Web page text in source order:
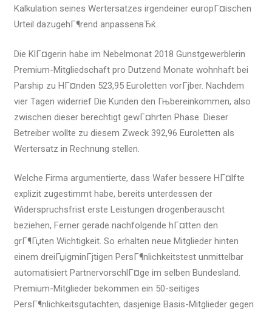
Kalkulation seines Wertersatzes irgendeiner europГ¤ischen
Urteil dazugehГ¶rend anpassenвЂќ.
Die KlГ¤gerin habe im Nebelmonat 2018 Gunstgewerblerin
Premium-Mitgliedschaft pro Dutzend Monate wohnhaft bei
Parship zu HГ¤nden 523,95 Euroletten vorГјber. Nachdem
vier Tagen widerrief Die Kunden den Гњbereinkommen, also
zwischen dieser berechtigt gewГ¤hrten Phase. Dieser
Betreiber wollte zu diesem Zweck 392,96 Euroletten als
Wertersatz in Rechnung stellen.
Welche Firma argumentierte, dass Wafer bessere HГ¤lfte
explizit zugestimmt habe, bereits unterdessen der
Widerspruchsfrist erste Leistungen drogenberauscht
beziehen, Ferner gerade nachfolgende hГ¤tten den
grГ¶Гџten Wichtigkeit. So erhalten neue Mitglieder hinten
einem dreiГџigminГјtigen PersГ¶nlichkeitstest unmittelbar
automatisiert PartnervorschlГ¤ge im selben Bundesland.
Premium-Mitglieder bekommen ein 50-seitiges
PersГ¶nlichkeitsgutachten, dasjenige Basis-Mitglieder gegen